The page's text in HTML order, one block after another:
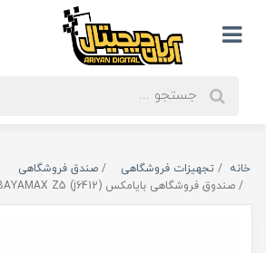
خانه تجهیزات فروشگاهی
صندق فروشگاهی
صندوق فروشگاهی بایامکس BAYAMAX Z5 (j6412)